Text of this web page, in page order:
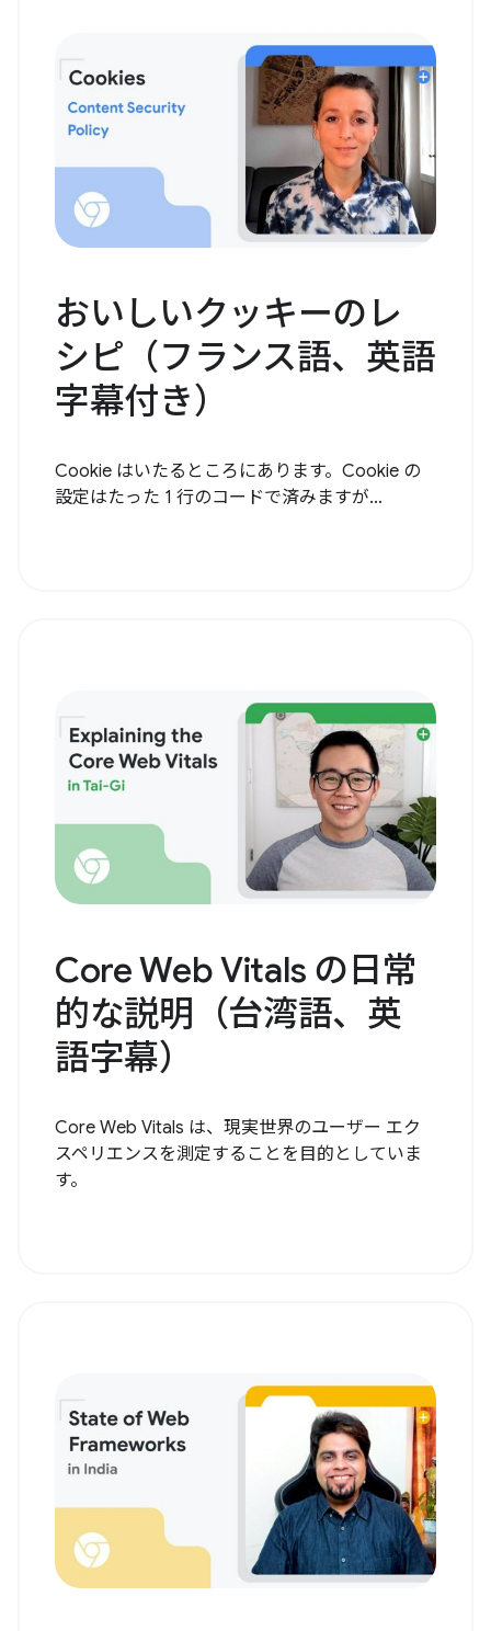
おいしいクッキーのレ
シピ（フランス語、英語
字幕付き）
Cookie はいたるところにあります。Cookie の
設定はたった 1 行のコードで済みますが...
Core Web Vitals の日常
的な説明（台湾語、英
語字幕）
Core Web Vitals は、現実世界のユーザー エク
スペリエンスを測定することを目的としていま
す。